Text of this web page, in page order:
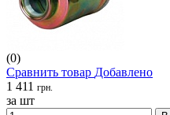
(0)
Сравнить товар Добавлено
1 411 грн.
за шт